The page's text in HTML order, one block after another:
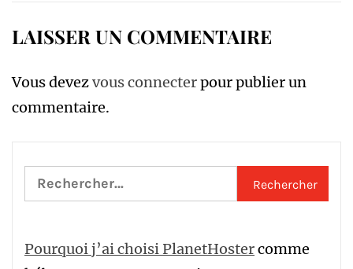
LAISSER UN COMMENTAIRE
Vous devezvous connecterpour publier un
commentaire.
Rechercher :
Pourquoi j’ai choisi PlanetHostercomme